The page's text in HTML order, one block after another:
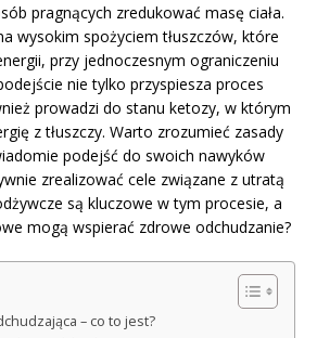
pragnących zredukować masę ciała.
wysokim spożyciem tłuszczów, które
przy jednoczesnym ograniczeniu
nie tylko przyspiesza proces
prowadzi do stanu ketozy, w którym
z tłuszczy. Warto zrozumieć zasady
podejść do swoich nawyków
zrealizować cele związane z utratą
są kluczowe w tym procesie, a
mogą wspierać zdrowe odchudzanie?
– co to jest?